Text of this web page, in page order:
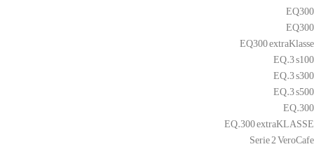
EQ300
EQ300
EQ300 extraKlasse
EQ.3 s100
EQ.3 s300
EQ.3 s500
EQ.300
EQ.300 extraKLASSE
Serie 2 VeroCafe